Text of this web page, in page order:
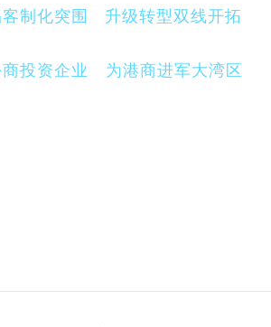
客制化突围 升级转型双线开拓
商投资企业 为港商进军大湾区